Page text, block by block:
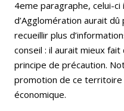
4eme paragraphe, celui-ci
d’Agglomération aurait
recueillir plus
conseil : il aurait mieux fait
principe de précaution.
promotion de ce
économique.